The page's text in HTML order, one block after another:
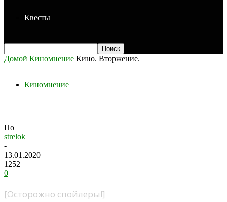
Квесты
Домой Киномнение Кино. Вторжение.
Киномнение
По
strelok
-
13.01.2020
1252
0
[Осторожно спойлеры!]